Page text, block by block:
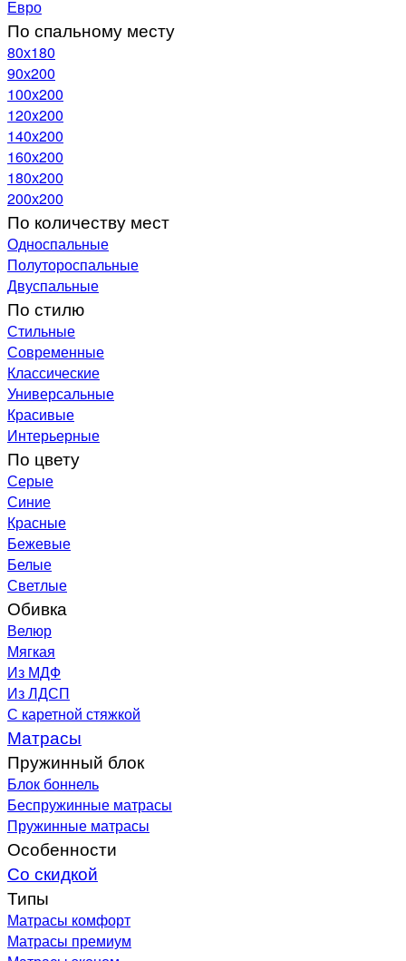
Евро
По спальному месту
80х180
90х200
100х200
120x200
140х200
160х200
180х200
200х200
По количеству мест
Односпальные
Полутороспальные
Двуспальные
По стилю
Стильные
Современные
Классические
Универсальные
Красивые
Интерьерные
По цвету
Серые
Синие
Красные
Бежевые
Белые
Светлые
Обивка
Велюр
Мягкая
Из МДФ
Из ЛДСП
С каретной стяжкой
Матрасы
Пружинный блок
Блок боннель
Беспружинные матрасы
Пружинные матрасы
Особенности
Со скидкой
Типы
Матрасы комфорт
Матрасы премиум